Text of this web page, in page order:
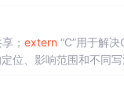
； extern “C”用于解决
定位、影响范围和不同